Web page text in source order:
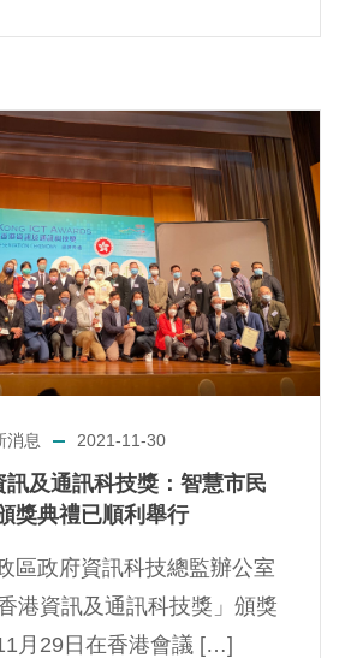
消息 2021-11-30
訊及通訊科技獎：智慧市民
獎典禮已順利舉行
區政府資訊科技總監辦公室
港資訊及通訊科技獎」頒獎
月29日在香港會議 […]